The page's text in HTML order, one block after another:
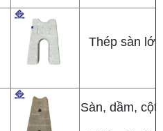
Thép sàn
Sàn, dầm,